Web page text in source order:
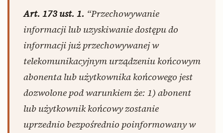
Art. 173 ust. 1. “Przechowywanie
informacji lub uzyskiwanie dostępu do
informacji już przechowywanej w
telekomunikacyjnym urządzeniu końcowym
abonenta lub użytkownika końcowego jest
dozwolone pod warunkiem że: 1) abonent
lub użytkownik końcowy zostanie
uprzednio bezpośrednio poinformowany w